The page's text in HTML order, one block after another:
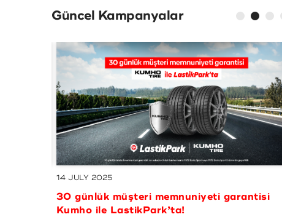
Güncel Kampanyalar
01 JULY 2025
10.000 TL ve üzeri alışverişlerde 750 TL’ye
varan MaxiPuan kazanma fırsatı